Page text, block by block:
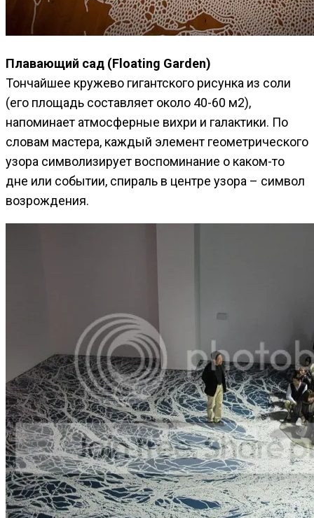
Плавающий сад (Floating Garden)
Тончайшее кружево гигантского рисунка из соли
(его площадь составляет около 40-60 м2),
напоминает атмосферные вихри и галактики. По
словам мастера, каждый элемент геометрического
узора символизирует воспоминание о каком-то
дне или событии, спираль в центре узора – символ
возрождения.